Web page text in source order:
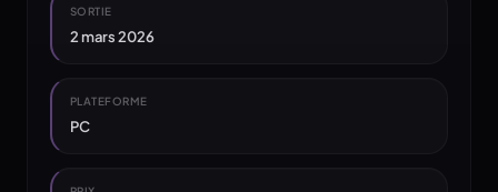
SORTIE
2 mars 2026
PLATEFORME
PC